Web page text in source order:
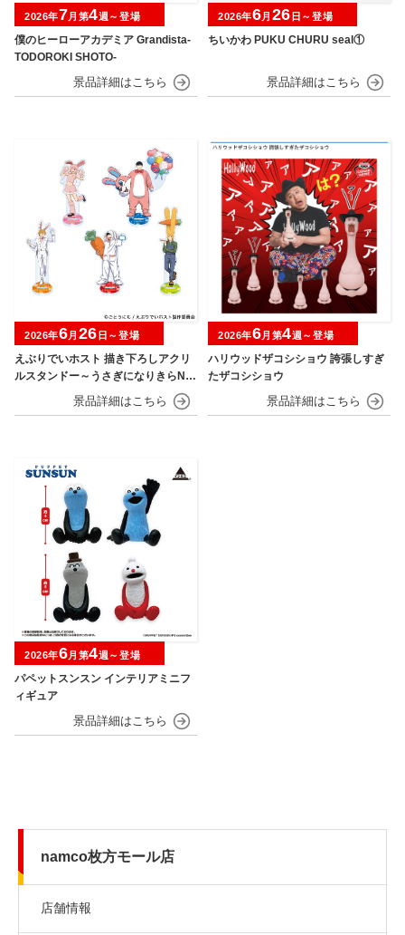
僕のヒーローアカデミア Grandista-
TODOROKI SHOTO-
2026年7月第4週～登場
ちいかわ PUKU CHURU seal①
2026年6月 26 日～登場
えぶりでいホスト 描き下ろしアクリ
ルスタンドー～うさぎになりきらNIG
2026年6月 26 日～登場
ハリウッドザコシショウ 誇張しすぎ
たザコシショウ
2026年6月第4週～登場
パペットスンスン インテリアミニフ
ィギュア
2026年6月第4週～登場
namco枚方モール店
店舗情報